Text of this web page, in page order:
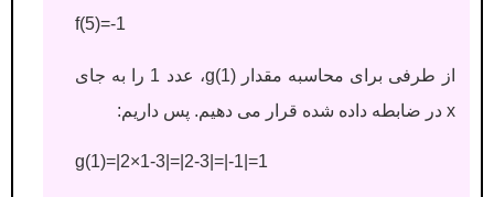
f(5)=-1
از طرفی برای محاسبه مقدار g(1)، عدد 1 را به جای
x در ضابطه داده شده قرار می دهیم. پس داریم:
g(1)=|2×1-3|=|2-3|=|-1|=1